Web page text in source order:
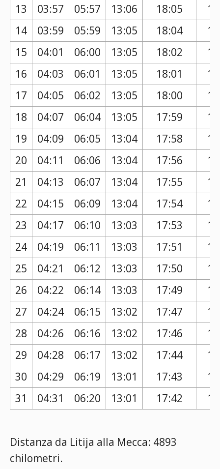
13 03:57 05:57 13:06 18:05
14
03:59 05:59 13:05 18:04
15
04:01 06:00 13:05 18:02
16
04:03 06:01 13:05 18:01
17
04:05 06:02 13:05 18:00
18
04:07 06:04 13:05 17:59
19
04:09 06:05 13:04 17:58
20
04:11 06:06 13:04 17:56
21
04:13 06:07 13:04 17:55
22
04:15 06:09 13:04 17:54
23
04:17 06:10 13:03 17:53
24
04:19 06:11 13:03 17:51
25
04:21 06:12 13:03 17:50
26
04:22 06:14 13:03 17:49
27
04:24 06:15 13:02 17:47
28
04:26 06:16 13:02 17:46
29
04:28 06:17 13:02 17:44
30
04:29 06:19 13:01 17:43
31
04:31 06:20 13:01 17:42
Distanza da Litija alla Mecca: 4893
chilometri.